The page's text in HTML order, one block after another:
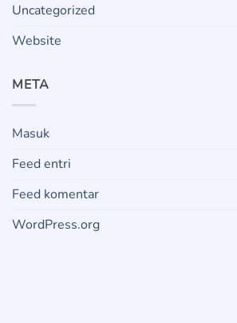
Uncategorized
Website
META
Masuk
Feed entri
Feed komentar
WordPress.org